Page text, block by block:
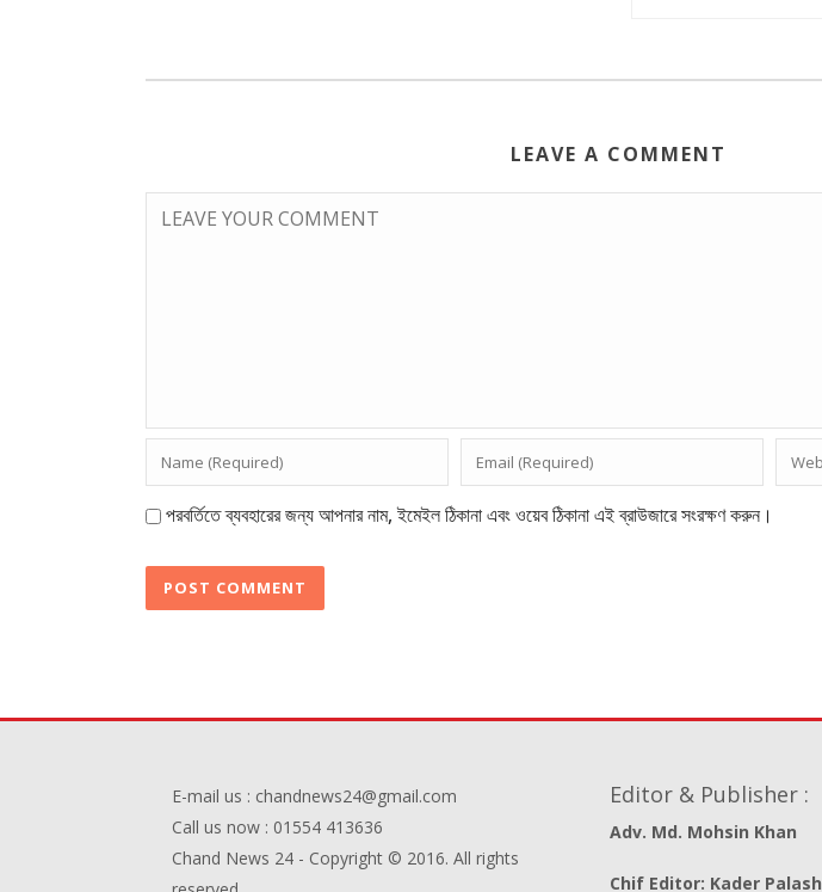
LEAVE A COMMENT
পরবর্তিতে ব্যবহারের জন্য আপনার নাম, ইমেইল ঠিকানা এবং ওয়েব ঠিকানা এই ব্রাউজারে সংরক্ষণ করুন।
E-mail us : chandnews24@gmail.com
Call us now : 01554 413636
Chand News 24 - Copyright © 2016. All rights
Editor & Publisher :
Adv. Md. Mohsin Khan
Chif Editor: Kader Palash